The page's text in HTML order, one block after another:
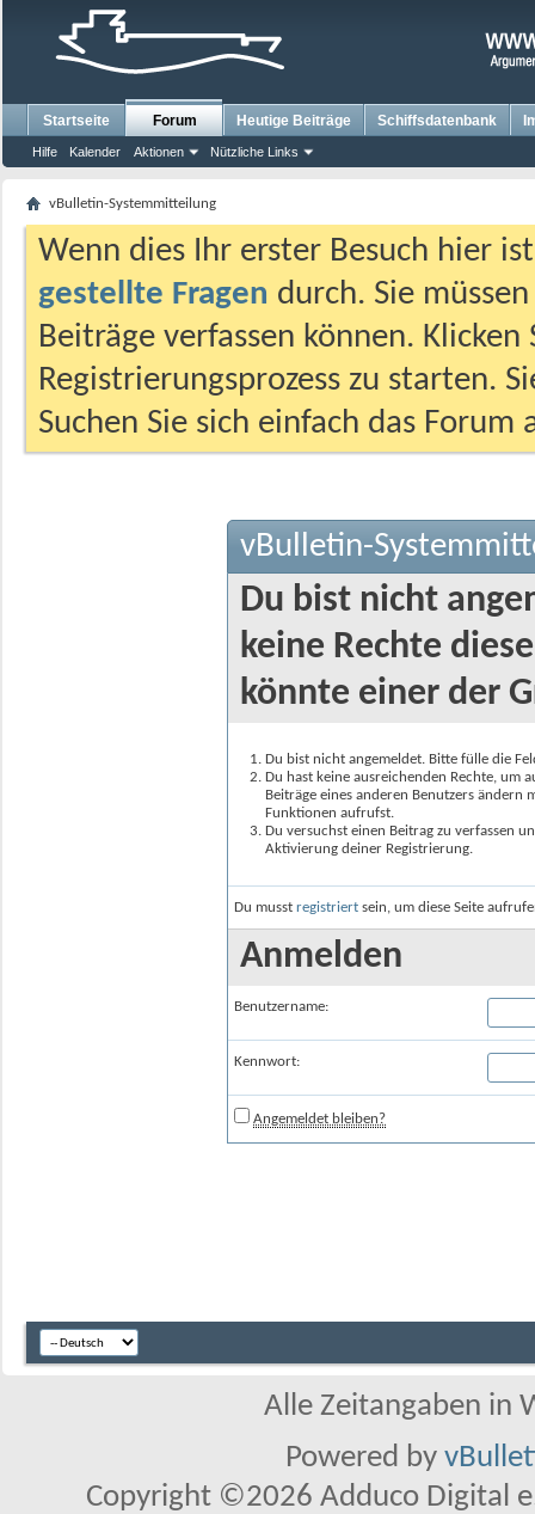
Startseite Forum
Hilfe Kalender Aktionen Nützliche Links
Heutige Beiträge Schiffsdatenbank
vBulletin-Systemmitteilung
Wenn dies Ihr erster Besuch hier
gestellte Fragen durch. Sie
Beiträge verfassen können.
Registrierungsprozess zu starten.
Suchen Sie sich einfach das
vBulletin-
Du bist nicht
keine Rechte
könnte einer der
Du bist nicht angemeldet. Bitte fülle die
Du hast keine ausreichenden Rechte, um
Beiträge eines anderen Benutzers
Funktionen aufrufst.
Du versuchst einen Beitrag zu verfassen
Aktivierung deiner Registrierung.
Du musst registriert sein, um diese Seite
Anmelden
Benutzername:
Kennwort:
Angemeldet bleiben?
Alle Zeitangaben in
Powered by
Copyright ©2026 Adduco Digital